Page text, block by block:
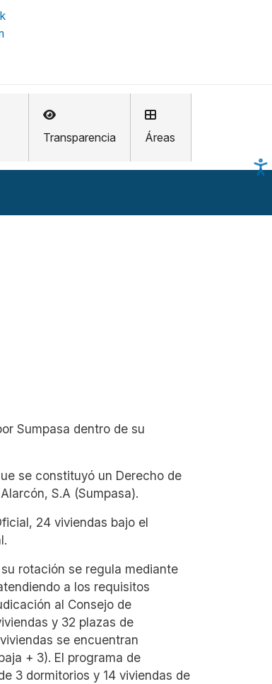
Transparencia Áreas
Sumpasa dentro de su
se constituyó un Derecho de
S.A (Sumpasa).
24 viviendas bajo el
rotación se regula mediante
a los requisitos
al Consejo de
y 32 plazas de
se encuentran
+ 3). El programa de
3 dormitorios y 14 viviendas de